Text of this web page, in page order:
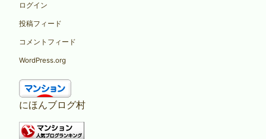
ログイン
投稿フィード
コメントフィード
WordPress.org
にほんブログ村